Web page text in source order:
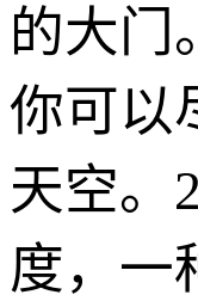
的大门
你可以
天空。
度，一